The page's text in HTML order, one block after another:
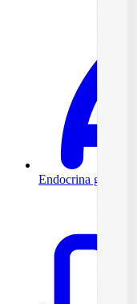
Endocrina general